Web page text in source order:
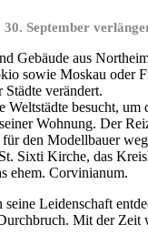
30. September
Gebäude aus
sowie Moskau oder
verändert.
besucht,
Wohnung. Der
den Modellbauer
Sixti Kirche, das
ehem. Corvinianum.
Leidenschaft
Mit der Zeit